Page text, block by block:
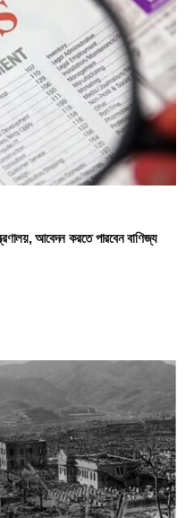
আবেদন করতে পারবেন বাণিজ্য